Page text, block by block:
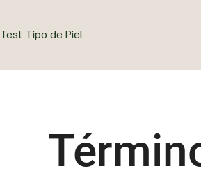
Test Tipo de Piel